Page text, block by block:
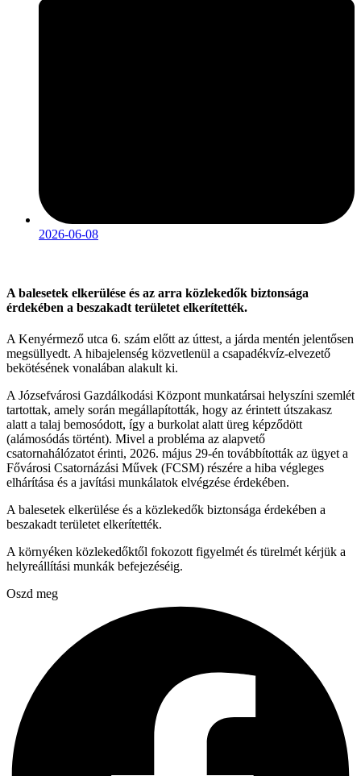
2026-06-08
A balesetek elkerülése és az arra közlekedők biztonsága
érdekében a beszakadt területet elkerítették.
A Kenyérmező utca 6. szám előtt az úttest, a járda mentén jelentősen
megsüllyedt. A hibajelenség közvetlenül a csapadékvíz-elvezető
bekötésének vonalában alakult ki.
A Józsefvárosi Gazdálkodási Központ munkatársai helyszíni szemlét
tartottak, amely során megállapították, hogy az érintett útszakasz
alatt a talaj bemosódott, így a burkolat alatt üreg képződött
(alámosódás történt). Mivel a probléma az alapvető
csatornahálózatot érinti, 2026. május 29-én továbbították az ügyet a
Fővárosi Csatornázási Művek (FCSM) részére a hiba végleges
elhárítása és a javítási munkálatok elvégzése érdekében.
A balesetek elkerülése és a közlekedők biztonsága érdekében a
beszakadt területet elkerítették.
A környéken közlekedőktől fokozott figyelmét és türelmét kérjük a
helyreállítási munkák befejezéséig.
Oszd meg